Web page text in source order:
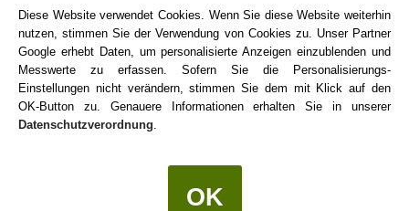
Wassermann Sternzeichen
Diese Website verwendet Cookies. Wenn Sie diese Website weiterhin
nutzen, stimmen Sie der Verwendung von Cookies zu. Unser Partner
Google erhebt Daten, um personalisierte Anzeigen einzublenden und
Messwerte zu erfassen. Sofern Sie die Personalisierungs-
Einstellungen nicht verändern, stimmen Sie dem mit Klick auf den
OK-Button zu. Genauere Informationen erhalten Sie in unserer
Datenschutzverordnung.
OK